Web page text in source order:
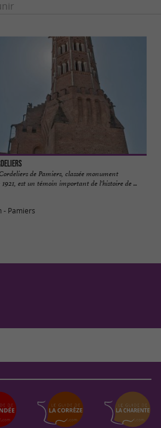
de Pamiers, classée monument
est un témoin important de l'histoire de ...
- Pamiers